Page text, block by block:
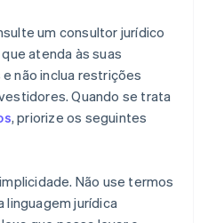
um consultor jurídico
atenda às suas
não inclua restrições
Quando se trata
, priorize os seguintes
Não use termos
linguagem jurídica